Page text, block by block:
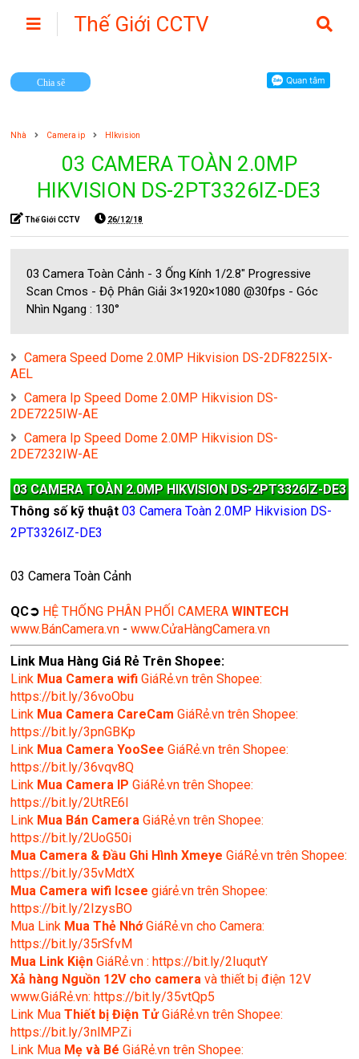
Thế Giới CCTV
Chia sẽ
Nhà Camera ip HIkvision
03 CAMERA TOÀN 2.0MP
HIKVISION DS-2PT3326IZ-DE3
Thế Giới CCTV 26/12/18
03 Camera Toàn Cảnh - 3 Ống Kính 1/2.8" Progressive
Scan Cmos - Độ Phân Giải 3×1920×1080 @30fps - Góc
Nhìn Ngang : 130°
Camera Speed Dome 2.0MP Hikvision DS-2DF8225IX-
AEL
Camera Ip Speed Dome 2.0MP Hikvision DS-
2DE7225IW-AE
Camera Ip Speed Dome 2.0MP Hikvision DS-
2DE7232IW-AE
03 CAMERA TOÀN 2.0MP HIKVISION DS-2PT3326IZ-DE3
Thông số kỹ thuật03 Camera Toàn 2.0MP Hikvision DS-
2PT3326IZ-DE3
03 Camera Toàn Cảnh
QC➲ HỆ THỐNG PHÂN PHỐI CAMERAWINTECH
www.BánCamera.vn -www.CửaHàngCamera.vn
Link Mua Hàng Giá Rẻ Trên Shopee:
Link Mua Camera wifiGiáRẻ.vn trên Shopee:
https://bit.ly/36voObu
Link Mua Camera CareCam GiáRẻ.vn trên Shopee:
https://bit.ly/3pnGBKp
Link Mua Camera YooSee GiáRẻ.vn trên Shopee:
https://bit.ly/36vqv8Q
Link Mua Camera IP GiáRẻ.vn trên Shopee:
https://bit.ly/2UtRE6l
Link Mua Bán CameraGiáRẻ.vn trên Shopee:
https://bit.ly/2UoG50i
Mua Camera & Đầu Ghi Hình XmeyeGiáRẻ.vn trên Shopee:
https://bit.ly/35vMdtX
Mua Camera wifi Icsee giárẻ.vn trên Shopee:
https://bit.ly/2IzysBO
Mua Link Mua Thẻ NhớGiáRẻ.vn cho Camera:
https://bit.ly/35rSfvM
Mua Link KiệnGiáRẻ.vn : https://bit.ly/2IuqutY
Xả hàng Nguồn 12V cho cameravà thiết bị điện 12V
www.GiáRẻ.vn: https://bit.ly/35vtQp5
Link MuaThiết bị Điện TửGiáRẻ.vn trên Shopee:
https://bit.ly/3nlMPZi
Link Mua Mẹ và Bé GiáRẻ.vn trên Shopee: